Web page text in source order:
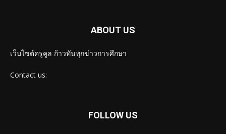
ABOUT US
เว็บไซต์ครูคูล ก้าวทันทุกข่าวการศึกษา
Contact us:
FOLLOW US